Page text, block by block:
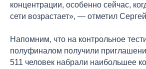
концентрации, особенно сейчас,
сети возрастает», — отметил
Напомним, что на контрольное
полуфиналом получили
511 человек набрали наибольшее